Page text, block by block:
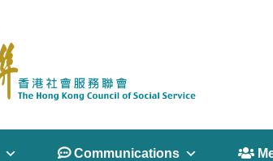
 Communications 